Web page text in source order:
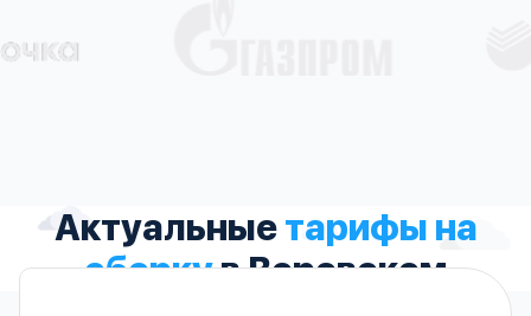
Актуальныетарифы на
сборкув Воровском